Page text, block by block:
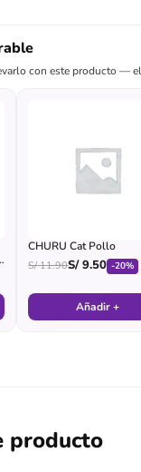
con este producto —
CHURU Cat Pollo
S/11.90S/9.50 -20%
Añadir +
producto